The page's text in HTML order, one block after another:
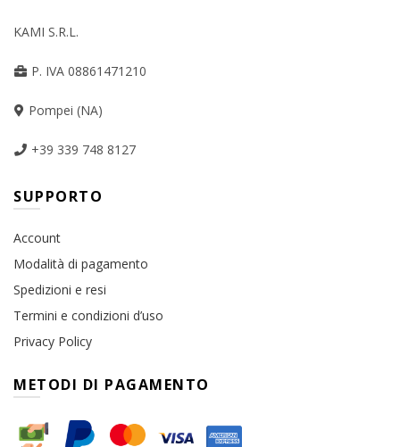
KAMI S.R.L.
P. IVA 08861471210
Pompei (NA)
+39 339 748 8127
SUPPORTO
Account
Modalità di pagamento
Spedizioni e resi
Termini e condizioni d’uso
Privacy Policy
METODI DI PAGAMENTO